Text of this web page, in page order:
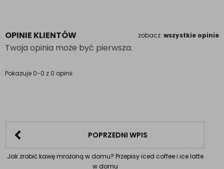
OPINIE KLIENTÓW zobacz: wszystkie opinie
Twoja opinia może być pierwsza.
Pokazuje 0-0 z 0 opinii
POPRZEDNI WPIS
Jak zrobić kawę mrożoną w domu? Przepisy iced coffee i ice latte
w domu